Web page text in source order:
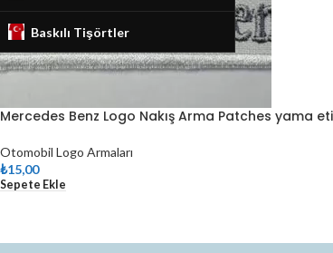
Baskılı Tişörtler
Mercedes Benz Logo Nakış Arma Patches yama
Otomobil Logo Armaları
₺15,00
Sepete Ekle